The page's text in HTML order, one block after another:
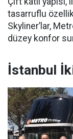
tasarruflu
Skyliner’lar,
düzey konfor
İstanbul